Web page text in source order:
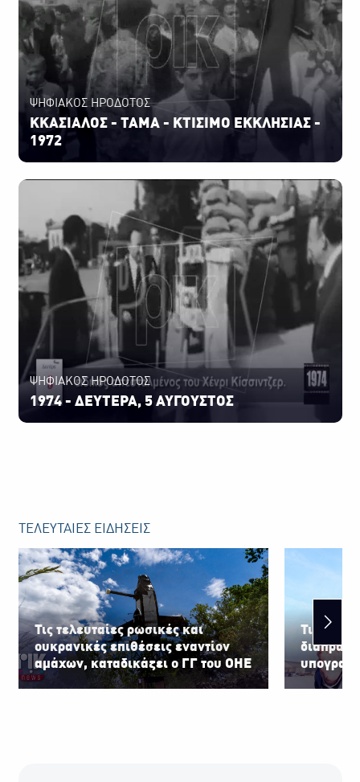
ΨΗΦΙΑΚΟΣ ΗΡΟΔΟΤΟΣ
ΚΚΑΣΙΑΛΟΣ - ΤΑΜΑ - ΚΤΙΣΙΜΟ ΕΚΚΛΗΣΙΑΣ -
1972
ΨΗΦΙΑΚΟΣ ΗΡΟΔΟΤΟΣ
1974 - ΔΕΥΤΕΡΑ, 5 ΑΥΓΟΥΣΤΟΣ
ΤΕΛΕΥΤΑΙΕΣ ΕΙΔΗΣΕΙΣ
Τις τελευταίες ρωσικές και
ουκρανικές επιθέσεις εναντίον
αμάχων, καταδικάζει ο ΓΓ του ΟΗΕ
Τις